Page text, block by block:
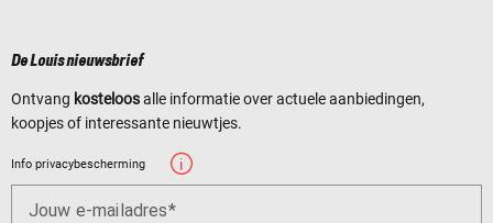
De Louis nieuwsbrief
Ontvang kosteloosalle informatie over actuele aanbiedingen,
koopjes of interessante nieuwtjes.
Info privacybescherming
Jouw e-mailadres